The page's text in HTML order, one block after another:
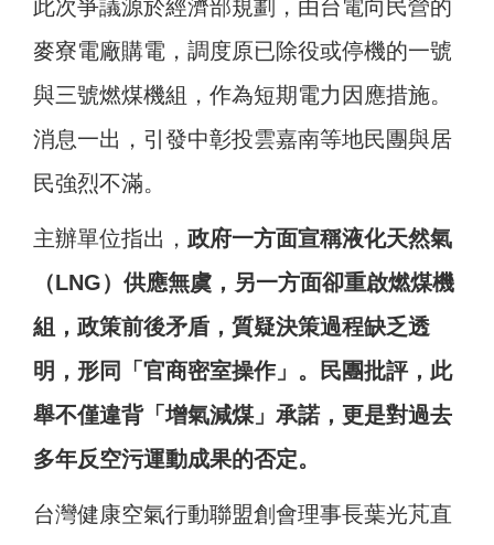
此次爭議源於經濟部規劃，由台電向民營的
麥寮電廠購電，調度原已除役或停機的一號
與三號燃煤機組，作為短期電力因應措施。
消息一出，引發中彰投雲嘉南等地民團與居
民強烈不滿。
主辦單位指出， 政府一方面宣稱液化天然氣
（LNG）供應無虞，另一方面卻重啟燃煤機
組，政策前後矛盾，質疑決策過程缺乏透
明，形同「官商密室操作」。民團批評，此
舉不僅違背「增氣減煤」承諾，更是對過去
多年反空污運動成果的否定。
台灣健康空氣行動聯盟創會理事長葉光芃直